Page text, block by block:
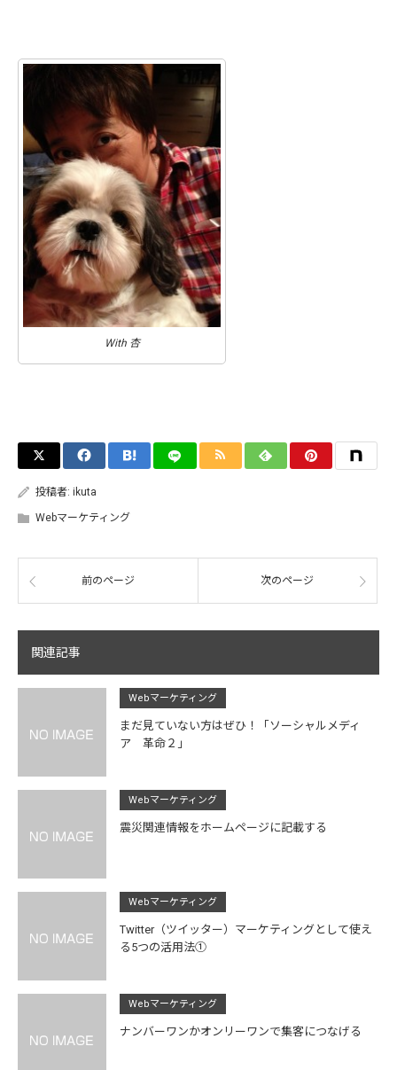
With 杏
投稿者: ikuta
Webマーケティング
前のページ 次のページ
関連記事
Webマーケティング
まだ見ていない方はぜひ！「ソーシャルメディ
ア 革命２」
Webマーケティング
震災関連情報をホームページに記載する
Webマーケティング
Twitter（ツイッター）マーケティングとして使え
る5つの活用法①
Webマーケティング
ナンバーワンかオンリーワンで集客につなげる